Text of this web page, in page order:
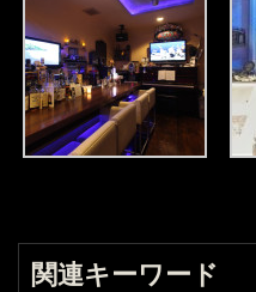
関連キーワード